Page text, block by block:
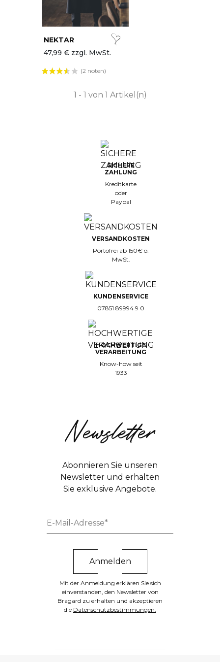
NEKTAR
47,99 € zzgl. MwSt.
(2 noten)
1 - 1 von 1 Artikel(n)
SICHERE
ZAHLUNG
Kreditkarte
oder
Paypal
VERSANDKOSTEN
Portofrei ab 150€ o.
MwSt.
KUNDENSERVICE
07851 89994 9 0
HOCHWERTIGE
VERARBEITUNG
Know-how seit
1933
Newsletter
Abonnieren Sie unseren
Newsletter und erhalten
Sie exklusive Angebote.
Mit der Anmeldung erklären Sie sich
einverstanden, den Newsletter von
Bragard zu erhalten und akzeptieren
die Datenschutzbestimmungen.